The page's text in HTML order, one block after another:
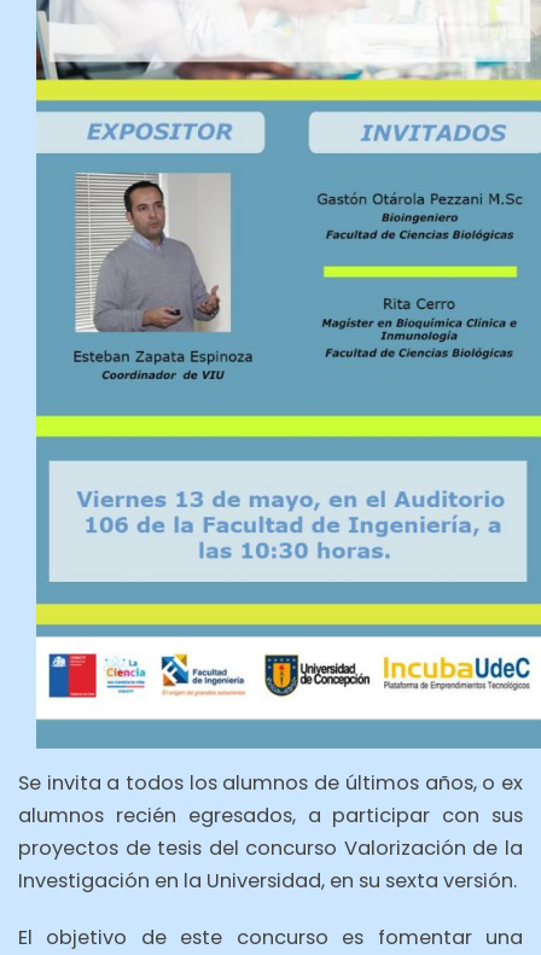
Se invita a todos los alumnos de últimos años, o ex
alumnos recién egresados, a participar con sus
proyectos de tesis del concurso Valorización de la
Investigación en la Universidad, en su sexta versión.
El objetivo de este concurso es fomentar una